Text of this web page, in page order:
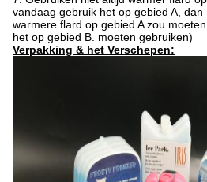
vandaag gebruik het op gebied A,
warmere flard op gebied A zou
het op gebied B. moeten gebruiken)
Verpakking & het Verschepen: